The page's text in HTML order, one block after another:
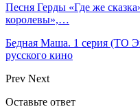
Песня Герды «Где же
королевы»,…
Бедная Маша. 1 серия (ТО
русского кино
Prev Next
Оставьте ответ